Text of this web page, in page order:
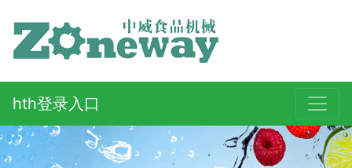
hth登录入口